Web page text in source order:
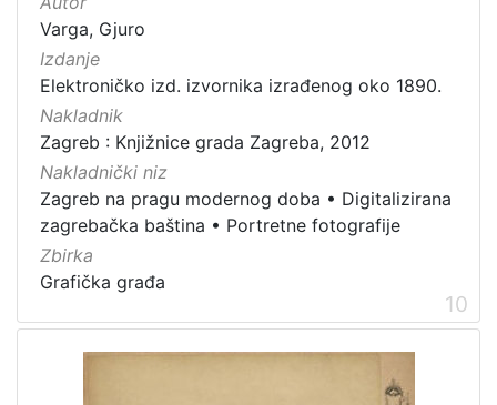
Varga, Gjuro
Izdanje
Elektroničko izd. izvornika izrađenog oko 1890.
Nakladnik
Zagreb : Knjižnice grada Zagreba, 2012
Nakladnički niz
Zagreb na pragu modernog doba • Digitalizirana
zagrebačka baština • Portretne fotografije
Zbirka
Grafička građa
10